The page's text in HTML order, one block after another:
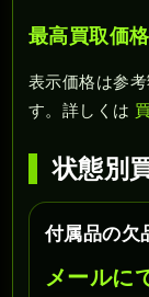
最高買取価
表示価格は参
す。詳しくは
状態別
付属品の欠
メールに